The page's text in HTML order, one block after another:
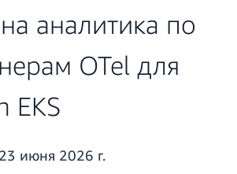
аналитика по
OTel для
EKS
23 июня 2026 г.